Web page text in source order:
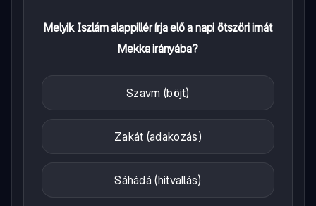
Melyik Iszlám alappillér írja elő a napi ötszöri imát
Mekka irányába?
Szavm (böjt)
Zakát (adakozás)
Sáhádá (hitvallás)